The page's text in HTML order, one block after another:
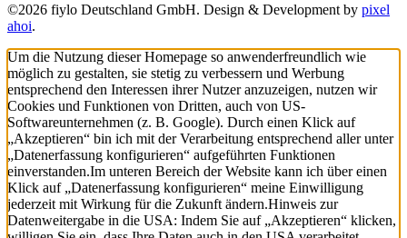
©2026 fiylo Deutschland GmbH. Design & Development by pixel
ahoi.
Um die Nutzung dieser Homepage so anwenderfreundlich wie
möglich zu gestalten, sie stetig zu verbessern und Werbung
entsprechend den Interessen ihrer Nutzer anzuzeigen, nutzen wir
Cookies und Funktionen von Dritten, auch von US-
Softwareunternehmen (z. B. Google). Durch einen Klick auf
„Akzeptieren“ bin ich mit der Verarbeitung entsprechend aller unter
„Datenerfassung konfigurieren“ aufgeführten Funktionen
einverstanden.Im unteren Bereich der Website kann ich über einen
Klick auf „Datenerfassung konfigurieren“ meine Einwilligung
jederzeit mit Wirkung für die Zukunft ändern.Hinweis zur
Datenweitergabe in die USA: Indem Sie auf „Akzeptieren“ klicken,